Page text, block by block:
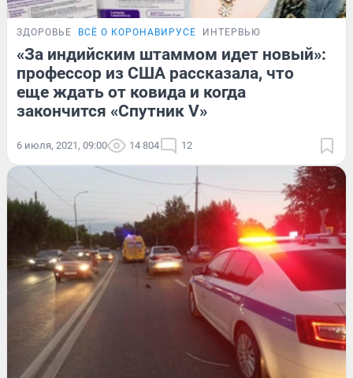
ЗДОРОВЬЕ ВСЁ О КОРОНАВИРУСЕ ИНТЕРВЬЮ
«За индийским штаммом идет новый»:
профессор из США рассказала, что
еще ждать от ковида и когда
закончится «Спутник V»
6 июля, 2021, 09:00 14 804 12